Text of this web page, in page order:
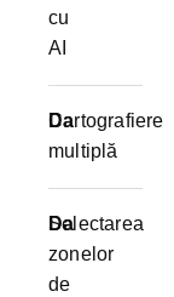
cu
AI
Cartografiere
multiplă
Da
Selectarea
zonelor
de
Da